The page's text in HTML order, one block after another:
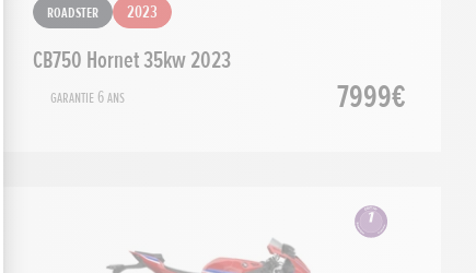
Roadster 2023
CB750 Hornet 35kw 2023
Garantie 6 ans 7999€